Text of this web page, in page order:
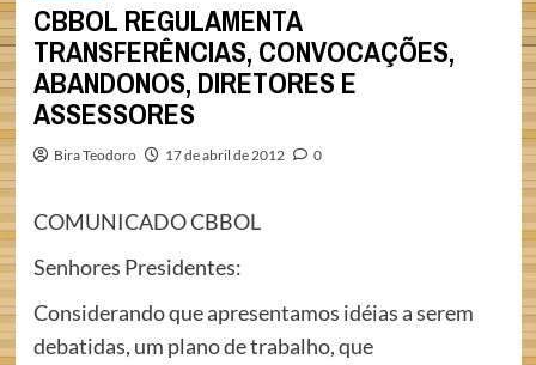
CBBOL REGULAMENTA
TRANSFERÊNCIAS, CONVOCAÇÕES,
ABANDONOS, DIRETORES E
ASSESSORES
Bira Teodoro 17 de abril de 2012 0
COMUNICADO CBBOL
Senhores Presidentes:
Considerando que apresentamos idéias a serem
debatidas, um plano de trabalho, que